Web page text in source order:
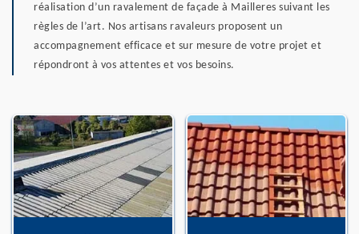
réalisation d’un ravalement de façade à Mailleres suivant les
règles de l’art. Nos artisans ravaleurs proposent un
accompagnement efficace et sur mesure de votre projet et
répondront à vos attentes et vos besoins.